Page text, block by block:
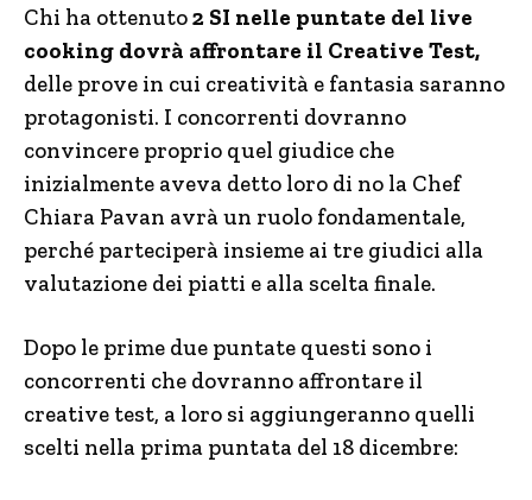
Chi ha ottenuto2 SI nelle puntate del live
cooking dovrà affrontare il Creative Test,
delle prove in cui creatività e fantasia saranno
protagonisti. I concorrenti dovranno
convincere proprio quel giudice che
inizialmente aveva detto loro di no la Chef
Chiara Pavan avrà un ruolo fondamentale,
perché parteciperà insieme ai tre giudici alla
valutazione dei piatti e alla scelta finale.
Dopo le prime due puntate questi sono i
concorrenti che dovranno affrontare il
creative test, a loro si aggiungeranno quelli
scelti nella prima puntata del 18 dicembre: